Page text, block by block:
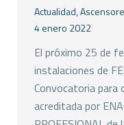
Actualidad,
4 enero 2022
El próximo 25 de
instalaciones de
Convocatoria para
acreditada por